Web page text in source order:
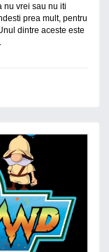
nu vrei sau nu iti
prea mult, pentru
dintre aceste este